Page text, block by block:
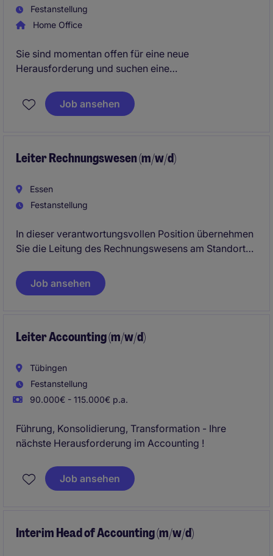
Festanstellung
Home Office
Sie sind momentan offen für eine neue
Herausforderung und suchen eine
(m/w/d)? In dieser Funktion übernehmen Sie
Verantwortung weit über klassische Finance-Themen
Projekte voran und sorgen gleichzeitig für operative
Job ansehen
Leiter Rechnungswesen (m/w/d)
Essen
Festanstellung
In dieser verantwortungsvollen Position übernehmen
Sie die Leitung des Rechnungswesens am Standort
einer ordnungsgemäßen Finanzberichterstattung bei.
Sie verantworten die Monats-, Quartals- und
Weiterentwicklung von Prozessen und Strukturen im
Job ansehen
Leiter Accounting (m/w/d)
Tübingen
Festanstellung
90.000€ - 115.000€ p.a.
Führung, Konsolidierung, Transformation - Ihre
nächste Herausforderung im Accounting !
Job ansehen
Interim Head of Accounting (m/w/d)